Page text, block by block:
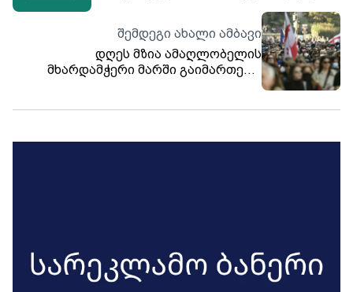
შემდეგი ახალი ამბავი
დღეს მზია ამაღლობელის
მხარდამჭერი მარში გაიმართება.